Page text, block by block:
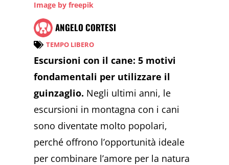
Image by freepik
ANGELO CORTESI
TEMPO LIBERO
Escursioni con il cane: 5 motivi
fondamentali per utilizzare il
guinzaglio. Negli ultimi anni, le
escursioni in montagna con i cani
sono diventate molto popolari,
perché offrono l’opportunità ideale
per combinare l’amore per la natura